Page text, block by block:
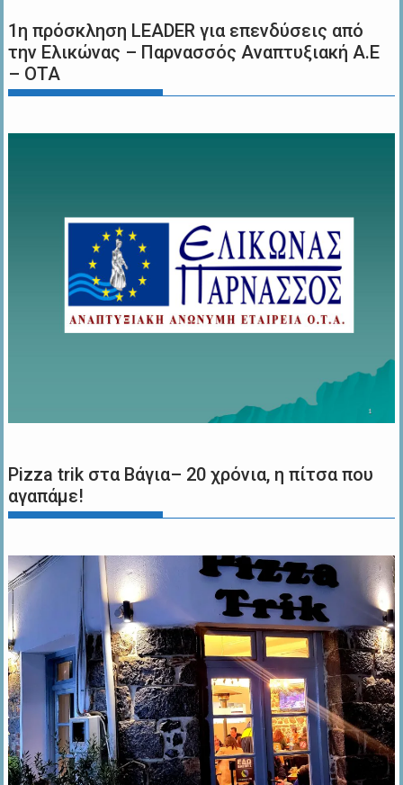
1η πρόσκληση LEADER για επενδύσεις από
την Ελικώνας – Παρνασσός Αναπτυξιακή Α.Ε
– ΟΤΑ
Pizza trik στα Βάγια– 20 χρόνια, η πίτσα που
αγαπάμε!